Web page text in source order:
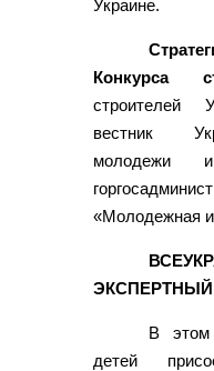
Украине.
Конкурса
строителей
вестник
молодежи
«Молодежная
В этом
детей